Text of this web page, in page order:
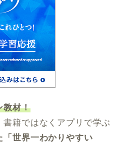
教材！
籍ではなくアプリで学ぶ
「世界一わかりやすい